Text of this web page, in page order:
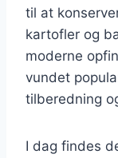
til at
kartofler og
moderne
vundet
tilberedning
I dag findes